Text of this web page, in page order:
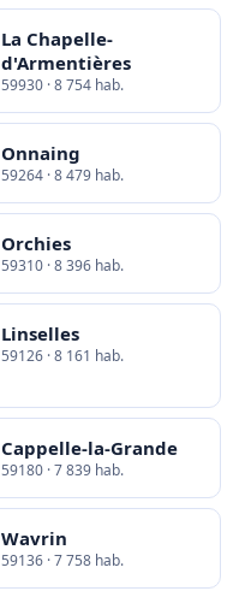
La Chapelle-
d'Armentières
59930 · 8 754 hab.
Onnaing
59264 · 8 479 hab.
Orchies
59310 · 8 396 hab.
Linselles
59126 · 8 161 hab.
Cappelle-la-Grande
59180 · 7 839 hab.
Wavrin
59136 · 7 758 hab.